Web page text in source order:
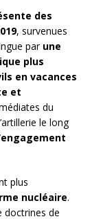
des
, survenues
par une
plus
en vacances
et
du
le long
plus
nucléaire.
doctrines de